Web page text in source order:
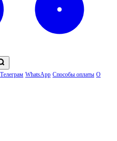
Телеграм WhatsApp Способы оплаты О